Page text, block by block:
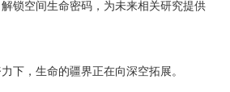
锁空间生命密码，为未来相关研究提供
下，生命的疆界正在向深空拓展。